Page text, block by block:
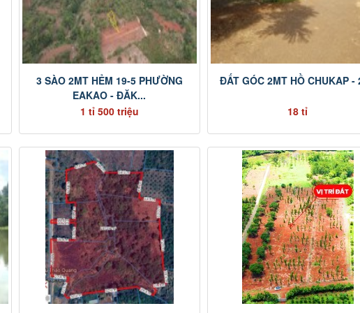
3 SÀO 2MT HẺM 19-5 PHƯỜNG
EAKAO - ĐĂK...
1 tỉ 500 triệu
ĐẤT GÓC 2MT HỒ CHUKAP -
18 tỉ